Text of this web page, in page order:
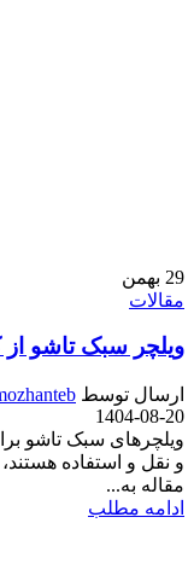
29 بهمن
مقالات
ویلچر سبک تاشو از
ارسال توسط
1404-08-20
ویلچرهای سبک تاشو
و نقل و استفاده
مقاله به...
ادامه مطلب